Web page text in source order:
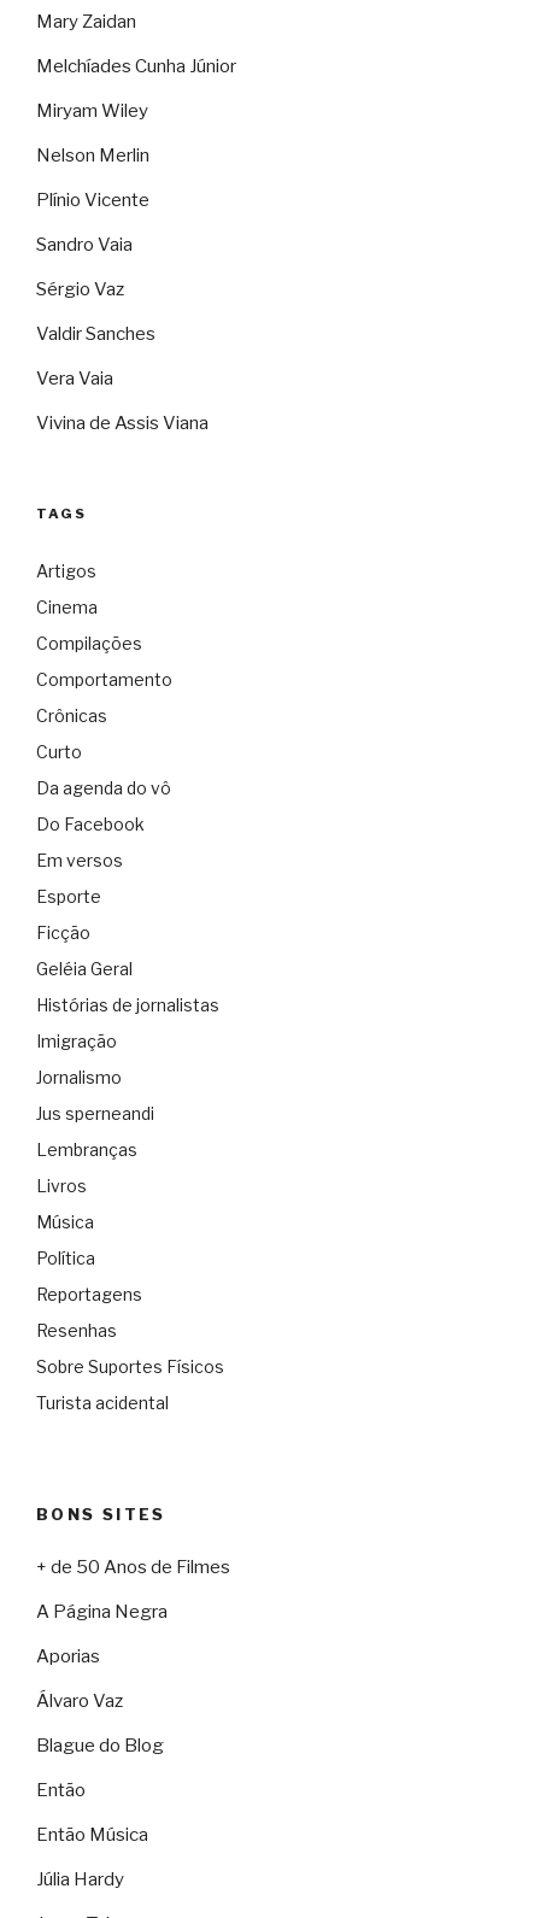
Mary Zaidan
Melchíades Cunha Júnior
Miryam Wiley
Nelson Merlin
Plínio Vicente
Sandro Vaia
Sérgio Vaz
Valdir Sanches
Vera Vaia
Vivina de Assis Viana
TAGS
Artigos
Cinema
Compilações
Comportamento
Crônicas
Curto
Da agenda do vô
Do Facebook
Em versos
Esporte
Ficção
Geléia Geral
Histórias de jornalistas
Imigração
Jornalismo
Jus sperneandi
Lembranças
Livros
Música
Política
Reportagens
Resenhas
Sobre Suportes Físicos
Turista acidental
BONS SITES
+ de 50 Anos de Filmes
A Página Negra
Aporias
Álvaro Vaz
Blague do Blog
Então
Então Música
Júlia Hardy